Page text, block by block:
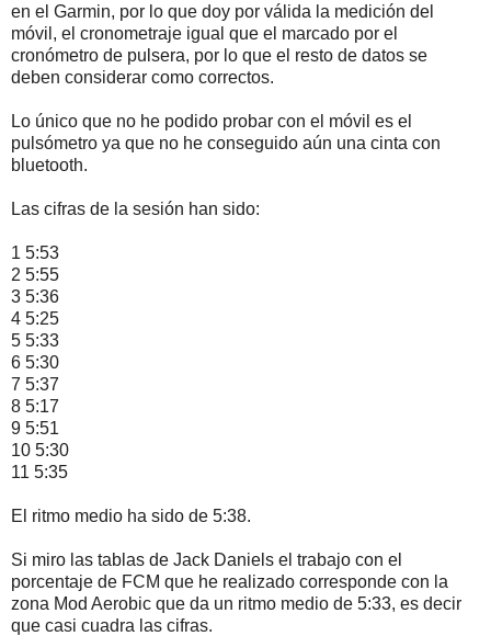
en el Garmin, por lo que doy por válida la medición del
móvil, el cronometraje igual que el marcado por el
cronómetro de pulsera, por lo que el resto de datos se
deben considerar como correctos.
Lo único que no he podido probar con el móvil es el
pulsómetro ya que no he conseguido aún una cinta con
bluetooth.
Las cifras de la sesión han sido:
1 5:53
2 5:55
3 5:36
4 5:25
5 5:33
6 5:30
7 5:37
8 5:17
9 5:51
10 5:30
11 5:35
El ritmo medio ha sido de 5:38.
Si miro las tablas de Jack Daniels el trabajo con el
porcentaje de FCM que he realizado corresponde con la
zona Mod Aerobic que da un ritmo medio de 5:33, es decir
que casi cuadra las cifras.